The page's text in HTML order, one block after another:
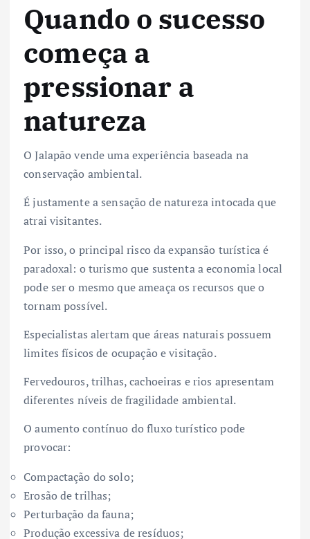
Quando o sucesso
começa a
pressionar a
natureza
O Jalapão vende uma experiência baseada na
conservação ambiental.
É justamente a sensação de natureza intocada que
atrai visitantes.
Por isso, o principal risco da expansão turística é
paradoxal: o turismo que sustenta a economia local
pode ser o mesmo que ameaça os recursos que o
tornam possível.
Especialistas alertam que áreas naturais possuem
limites físicos de ocupação e visitação.
Fervedouros, trilhas, cachoeiras e rios apresentam
diferentes níveis de fragilidade ambiental.
O aumento contínuo do fluxo turístico pode
provocar:
Compactação do solo;
Erosão de trilhas;
Perturbação da fauna;
Produção excessiva de resíduos;